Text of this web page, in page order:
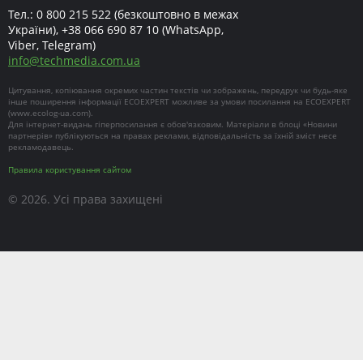
Тел.: 0 800 215 522 (безкоштовно в межах
України), +38 066 690 87 10 (WhatsApp,
Viber, Telegram)
info@techmedia.com.ua
Цитування, копіювання окремих частин текстів чи зображень, передрук чи будь-яке
інше поширення інформації ECOEXPERT можливе за умови посилання на ECOEXPERT
(www.ecolog-ua.com).
Для інтернет-видань гіперпосилання є обов'язковим. Матеріали в блоці «Новини
партнерів» публікуються на правах реклами, відповідальність за їхній зміст несе
рекламодавець.
Правила користування сайтом
© 2026. Усі права захищені